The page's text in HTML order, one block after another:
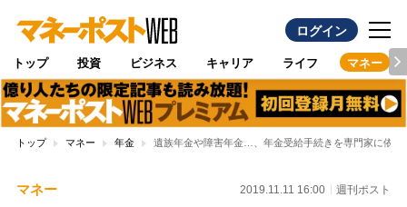
ログイン
トップ 投資 ビジネス キャリア ライフ マネー
トップ マネー 年金 遺族年金や障害年金…、年金受給手続きを専門家に依頼
マネー 2019.11.11 16:00 週刊ポスト